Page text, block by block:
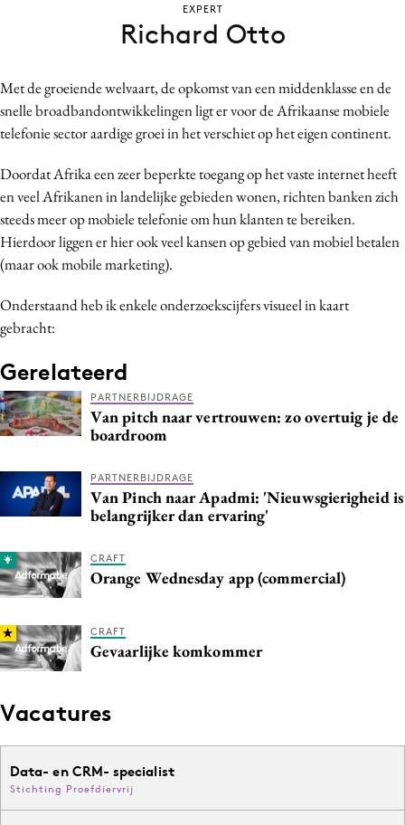
Contentmarketing
Craft
Data & Insights
Design
Digital transformation
Diversiteit
Gedragsverandering
Influencer marketing
Interne communicatie
Martech
Media
PR
Programmatic
Reputatie & crisis
Met de groeiende welvaart, de opkomst van een middenklasse en de
snelle broadbandontwikkelingen ligt er voor de Afrikaanse mobiele
telefonie sector aardige groei in het verschiet op het eigen continent.
Doordat Afrika een zeer beperkte toegang op het vaste internet heeft
en veel Afrikanen in landelijke gebieden wonen, richten banken zich
steeds meer op mobiele telefonie om hun klanten te bereiken.
Hierdoor liggen er hier ook veel kansen op gebied van mobiel betalen
(maar ook mobile marketing).
Onderstaand heb ik enkele onderzoekscijfers visueel in kaart
gebracht:
Gerelateerd
PARTNERBIJDRAGE
Van pitch naar vertrouwen: zo overtuig je de
boardroom
PARTNERBIJDRAGE
Van Pinch naar Apadmi: 'Nieuwsgierigheid is
belangrijker dan ervaring'
CRAFT
Orange Wednesday app (commercial)
CRAFT
Gevaarlijke komkommer
Vacatures
Data- en CRM- specialist
Stichting Proefdiervrij
EXPERT
Richard Otto